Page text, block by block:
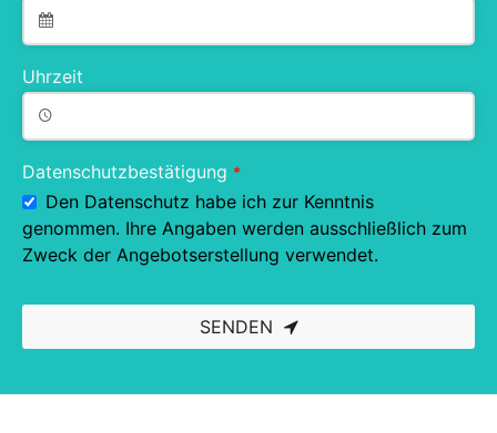
Uhrzeit
Datenschutzbestätigung *
Den Datenschutz habe ich zur Kenntnis
genommen. Ihre Angaben werden ausschließlich zum
Zweck der Angebotserstellung verwendet.
SENDEN
should